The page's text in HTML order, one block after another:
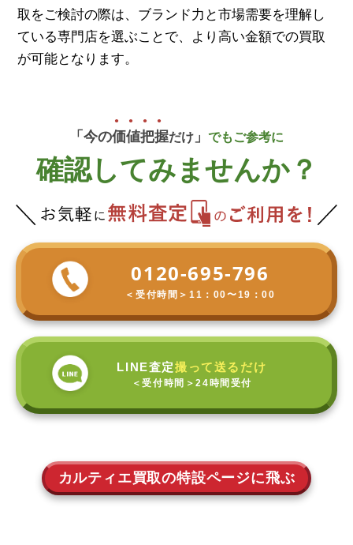
取をご検討の際は、ブランド力と市場需要を理解し
ている専門店を選ぶことで、より高い金額での買取
が可能となります。
「今の価値把握だけ 」 でもご参考に
確認してみませんか？
0120-695-796
＜受付時間＞ 11：00〜19：00
LINE査定撮って送るだけ
＜受付時間＞24時間受付
カルティエ買取の特設ページに飛ぶ